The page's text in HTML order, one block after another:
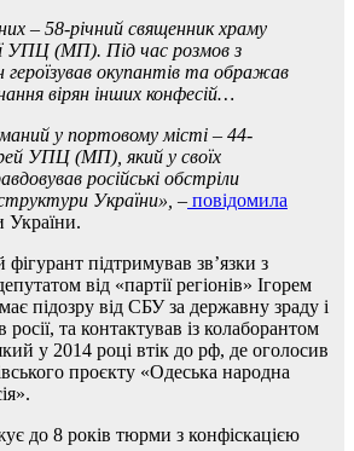
– 58-річний священник храму
УПЦ (МП). Під час розмов з
героїзував окупантів та ображав
вірян інших конфесій…
у портовому місті – 44-
УПЦ (МП), який у своїх
російські обстріли
України», – повідомила
України.
підтримував зв’язки з
від «партії регіонів» Ігорем
підозру від СБУ за державну зраду і
росії, та контактував із колаборантом
у 2014 році втік до рф, де оголосив
проєкту «Одеська народна
до 8 років тюрми з конфіскацією